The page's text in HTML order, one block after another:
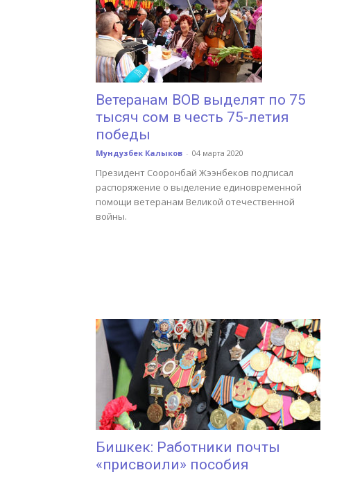
Ветеранам ВОВ выделят по 75
тысяч сом в честь 75-летия
победы
Мундузбек Калыков - 04 марта 2020
Президент Сооронбай Жээнбеков подписал
распоряжение о выделение единовременной
помощи ветеранам Великой отечественной
войны.
Бишкек: Работники почты
«присвоили» пособия